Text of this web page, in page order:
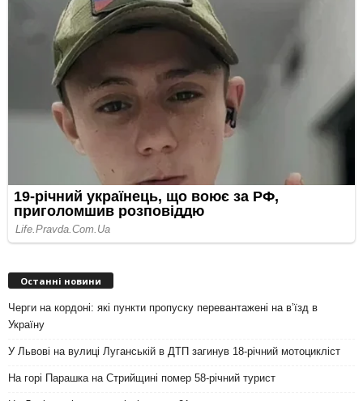
Останні новини
Черги на кордоні: які пункти пропуску перевантажені на вʼїзд в
Україну
У Львові на вулиці Луганській в ДТП загинув 18-річний мотоцикліст
На горі Парашка на Стрийщині помер 58-річний турист